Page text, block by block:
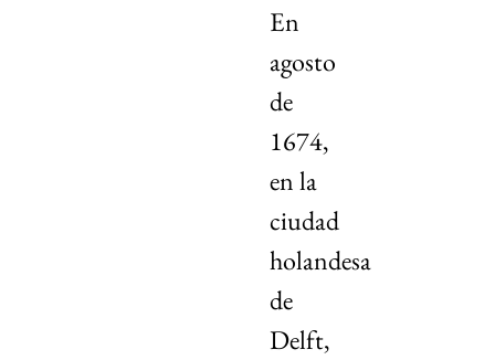
En
agosto
de
1674,
en la
ciudad
holandesa
de
Delft,